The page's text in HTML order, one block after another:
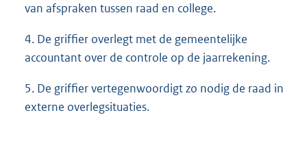
van afspraken tussen raad en college.
4. De griffier overlegt met de gemeentelijke
accountant over de controle op de jaarrekening.
5. De griffier vertegenwoordigt zo nodig de raad in
externe overlegsituaties.